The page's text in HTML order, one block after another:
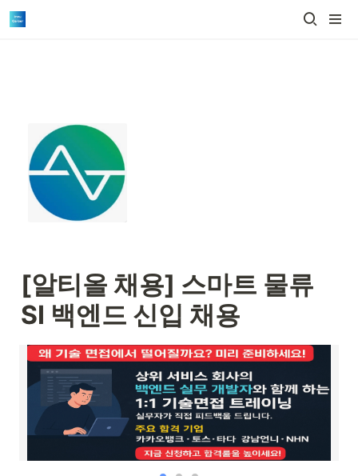
[알티올 채용] 스마트 물류
SI 백엔드 신입 채용